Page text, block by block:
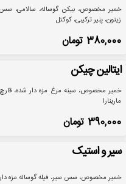
خمیر مخصوص، بیکن گوساله، سالامی، سس
زیتون، پنیر ترکیبی، کوکتل
380,000 تومان
ایتالین چیکن
خمیر مخصوص، سینه مرغ مزه دار شده، قارچ،
مارینارا
390,000 تومان
سیر و استیک
خمیر مخصوص، سس سیر، فیله گوساله مزه دار